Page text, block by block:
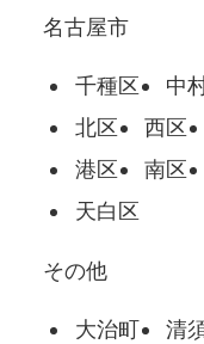
名古屋市
千種区 中
北区
西区
港区
南区
天白区
その他
大治町 清